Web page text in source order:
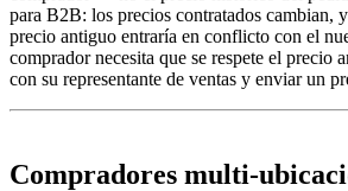
para B2B: los precios contratados cambian,
precio antiguo entraría en conflicto con el
comprador necesita que se respete el precio
con su representante de ventas y enviar un
Compradores multi-